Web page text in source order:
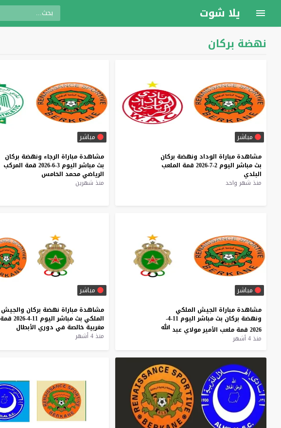
يلا شوت
نهضة بركان
مباشر
مشاهدة مباراة الوداد ونهضة بركان
بث مباشر اليوم 2-7-2026 قمة الملعب
البلدي
منذ شهر واحد
مباشر
مشاهدة مباراة الرجاء ونهضة بركان
بث مباشر اليوم 3-6-2026 قمة المركب
الرياضي محمد الخامس
منذ شهرين
مباشر
مشاهدة مباراة الجيش الملكي
ونهضة بركان بث مباشر اليوم 11-4-
2026 قمة ملعب الأمير مولاي عبد
الله
منذ 4 أشهر
مباشر
مشاهدة مباراة نهضة بركان والجيش
الملكي بث مباشر اليوم 11-4-2026
قمة
مغربية خالصة في دوري الأبطال
منذ 4 أشهر